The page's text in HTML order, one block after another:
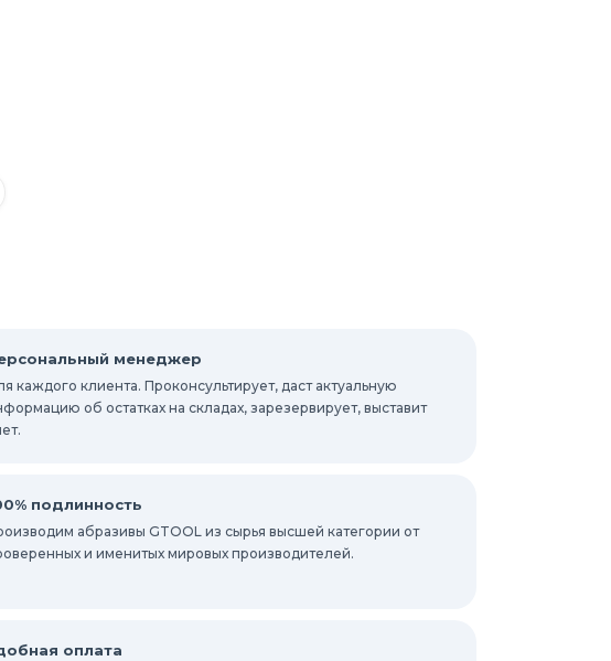
менеджер
каждого клиента. Проконсультирует, даст актуальную
об остатках на складах, зарезервирует, выставит
подлинность
абразивы GTOOL из сырья высшей категории от
и именитых мировых производителей.
оплата